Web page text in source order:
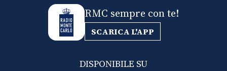
RMC sempre con te!
SCARICA L'APP
DISPONIBILE SU